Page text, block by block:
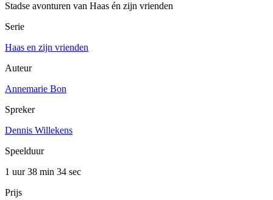
Stadse avonturen van Haas én zijn vrienden
Serie
Haas en zijn vrienden
Auteur
Annemarie Bon
Spreker
Dennis Willekens
Speelduur
1 uur 38 min 34 sec
Prijs